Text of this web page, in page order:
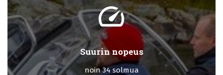
speed
Suurin nopeus
noin 34 solmua